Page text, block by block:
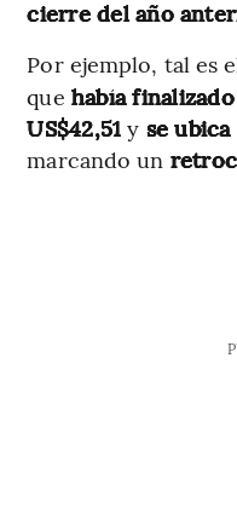
cierre del año
Por ejemplo, tal es
que había
US$42,51 y se
marcando un